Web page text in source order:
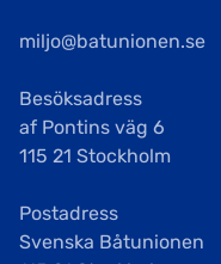
miljo@batunionen.se
Besöksadress
af Pontins väg 6
115 21 Stockholm
Postadress
Svenska Båtunionen